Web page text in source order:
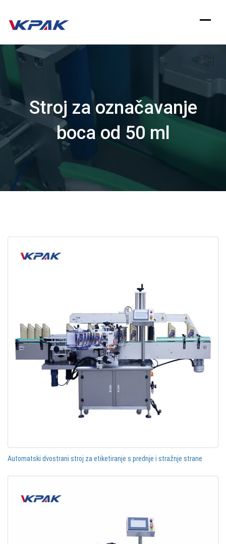
Preskoči
Stroj za označavanje
boca od 50 ml
Automatski dvostrani stroj za etiketiranje s prednje i stražnje strane